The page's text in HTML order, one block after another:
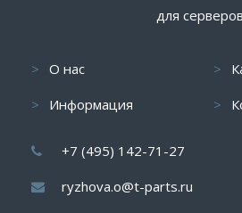
для серверов
О нас
Информация
+7 (495) 142-71-27
ryzhova.o@t-parts.ru